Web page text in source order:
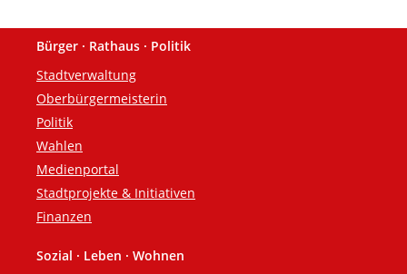
Fußzeile
Bürger · Rathaus · Politik
Stadtverwaltung
Oberbürgermeisterin
Politik
Wahlen
Medienportal
Stadtprojekte & Initiativen
Finanzen
Sozial · Leben · Wohnen